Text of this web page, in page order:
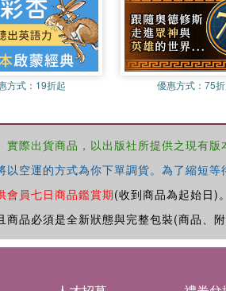
方式： 19折起 優惠方式：75
際出貨商品，以出版社所提供之現有
空運的方式為你下單調貨。為了縮短
會員七日商品鑑賞期(收到商品為起始日)。
品必須是全新狀態與完整包裝(商品、